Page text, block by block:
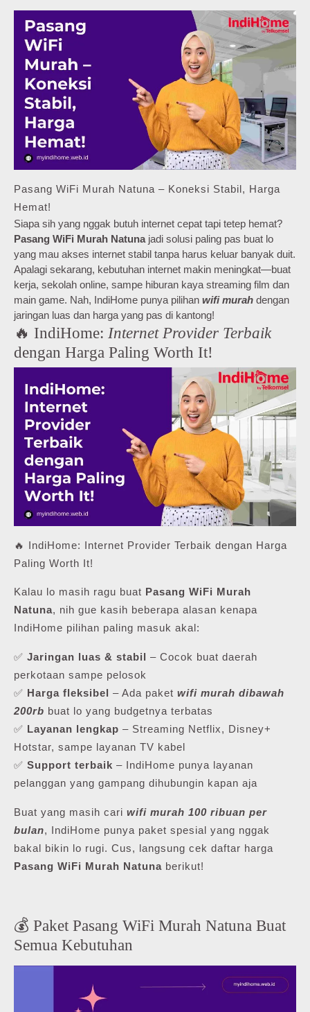
Pasang WiFi Murah Natuna – Koneksi Stabil, Harga
Hemat!
Siapa sih yang nggak butuh internet cepat tapi tetep hemat?
Pasang WiFi Murah Natunajadi solusi paling pas buat lo
yang mau akses internet stabil tanpa harus keluar banyak duit.
Apalagi sekarang, kebutuhan internet makin meningkat—buat
kerja, sekolah online, sampe hiburan kaya streaming film dan
main game. Nah, IndiHome punya pilihan wifi murah dengan
jaringan luas dan harga yang pas di kantong!
🔥 IndiHome: Internet Provider Terbaik
dengan Harga Paling Worth It!
🔥 IndiHome: Internet Provider Terbaik dengan Harga
Paling Worth It!
Kalau lo masih ragu buat Pasang WiFi Murah
Natuna, nih gue kasih beberapa alasan kenapa
IndiHome pilihan paling masuk akal:
✅ Jaringan luas & stabil – Cocok buat daerah
perkotaan sampe pelosok
✅ Harga fleksibel – Ada paket wifi murah dibawah
200rb buat lo yang budgetnya terbatas
✅ Layanan lengkap – Streaming Netflix, Disney+
Hotstar, sampe layanan TV kabel
✅ Support terbaik – IndiHome punya layanan
pelanggan yang gampang dihubungin kapan aja
Buat yang masih cari wifi murah 100 ribuan per
bulan, IndiHome punya paket spesial yang nggak
bakal bikin lo rugi. Cus, langsung cek daftar harga
Pasang WiFi Murah Natuna berikut!
💰 Paket Pasang WiFi Murah Natuna Buat
Semua Kebutuhan